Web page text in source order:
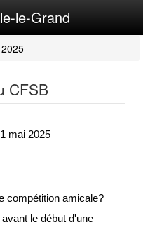
le-Grand
CFSB
mai 2025
compétition amicale?
le début d'une